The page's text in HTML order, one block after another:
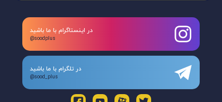
در اینستاگرام با ما باشید
@soodplus
در تلگرام با ما باشید
@sood_plus